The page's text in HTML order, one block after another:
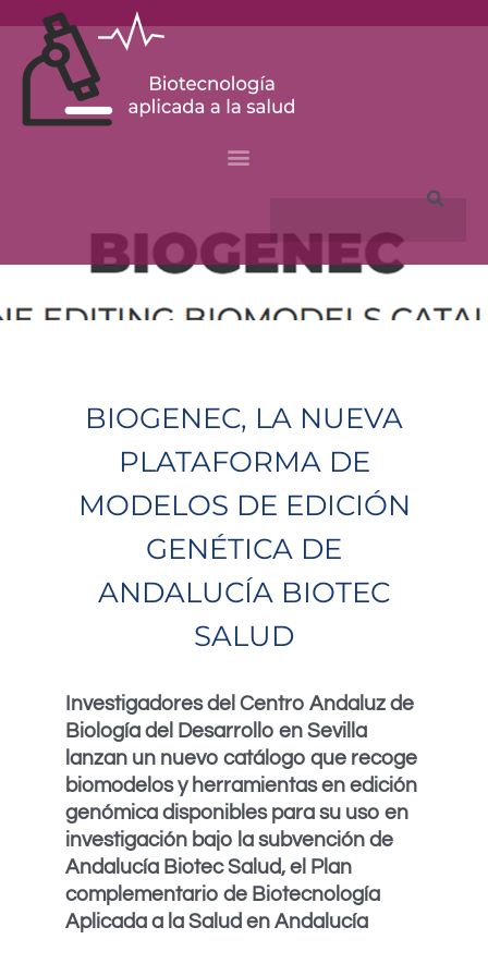
content
Search
BIOGENEC, LA NUEVA
PLATAFORMA DE
MODELOS DE EDICIÓN
GENÉTICA DE
ANDALUCÍA BIOTEC
SALUD
Investigadores del Centro Andaluz de
Biología del Desarrollo en Sevilla
lanzan un nuevo catálogo que recoge
biomodelos y herramientas en edición
genómica disponibles para su uso en
investigación bajo la subvención de
Andalucía Biotec Salud, el Plan
complementario de Biotecnología
Aplicada a la Salud en Andalucía